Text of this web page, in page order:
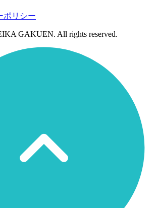
ポリシー
GAKUEN. All rights reserved.